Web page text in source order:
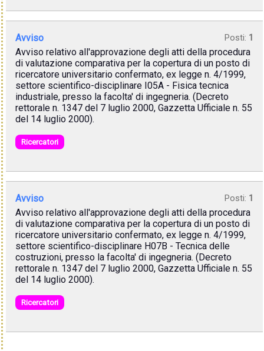
Avviso Posti: 1
Avviso relativo all'approvazione degli atti della procedura
di valutazione comparativa per la copertura di un posto di
ricercatore universitario confermato, ex legge n. 4/1999,
settore scientifico-disciplinare I05A - Fisica tecnica
industriale, presso la facolta' di ingegneria. (Decreto
rettorale n. 1347 del 7 luglio 2000, Gazzetta Ufficiale n. 55
del 14 luglio 2000).
Ricercatori
Avviso Posti: 1
Avviso relativo all'approvazione degli atti della procedura
di valutazione comparativa per la copertura di un posto di
ricercatore universitario confermato, ex legge n. 4/1999,
settore scientifico-disciplinare H07B - Tecnica delle
costruzioni, presso la facolta' di ingegneria. (Decreto
rettorale n. 1347 del 7 luglio 2000, Gazzetta Ufficiale n. 55
del 14 luglio 2000).
Ricercatori